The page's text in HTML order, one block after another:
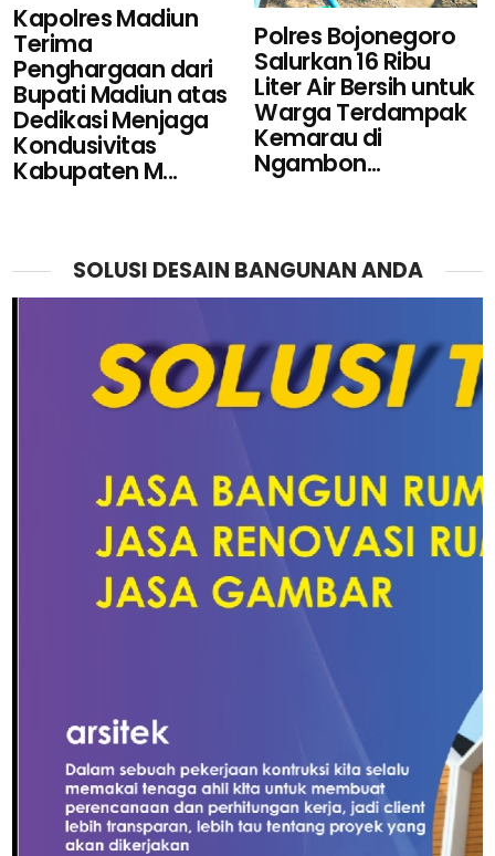
Kapolres Madiun
Terima
Penghargaan dari
Bupati Madiun atas
Dedikasi Menjaga
Kondusivitas
Kabupaten M...
Polres Bojonegoro
Salurkan 16 Ribu
Liter Air Bersih untuk
Warga Terdampak
Kemarau di
Ngambon...
SOLUSI DESAIN BANGUNAN ANDA